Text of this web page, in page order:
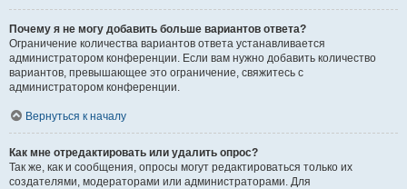
Почему я не могу добавить больше вариантов ответа?
Ограничение количества вариантов ответа устанавливается
администратором конференции. Если вам нужно добавить количество
вариантов, превышающее это ограничение, свяжитесь с
администратором конференции.
Вернуться к началу
Как мне отредактировать или удалить опрос?
Так же, как и сообщения, опросы могут редактироваться только их
создателями, модераторами или администраторами. Для